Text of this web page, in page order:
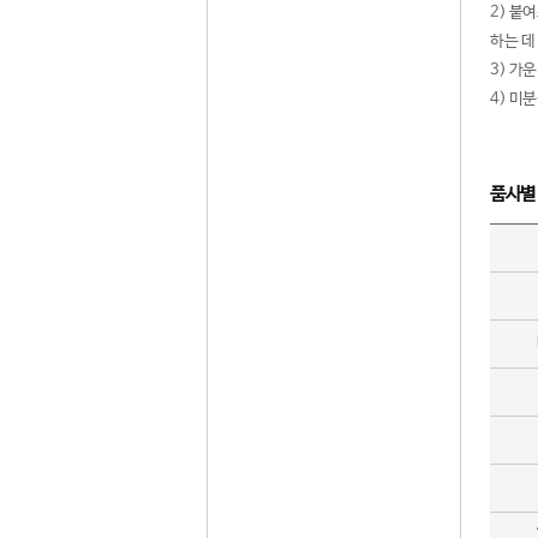
2) 붙여
하는
3) 가운
4) 미분
품사